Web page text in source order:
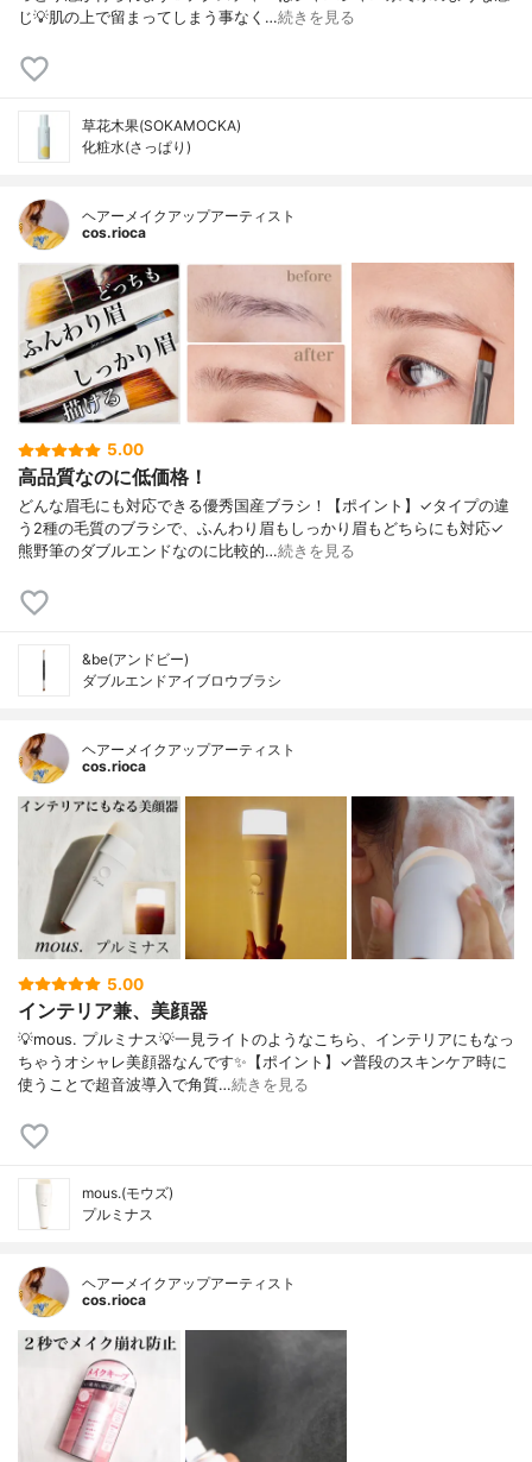
じ💡肌の上で留まってしまう事なく…続きを見る
草花木果(SOKAMOCKA)
化粧水(さっぱり)
ヘアーメイクアップアーティスト
cos.rioca
5.00
高品質なのに低価格！
どんな眉毛にも対応できる優秀国産ブラシ！【ポイント】✓タイプの違
う2種の毛質のブラシで、ふんわり眉もしっかり眉もどちらにも対応✓
熊野筆のダブルエンドなのに比較的…続きを見る
&be(アンドビー)
ダブルエンドアイブロウブラシ
ヘアーメイクアップアーティスト
cos.rioca
5.00
インテリア兼、美顔器
💡mous. プルミナス💡一見ライトのようなこちら、インテリアにもなっ
ちゃうオシャレ美顔器なんです✨【ポイント】✓普段のスキンケア時に
使うことで超音波導入で角質…続きを見る
mous.(モウズ)
プルミナス
ヘアーメイクアップアーティスト
cos.rioca